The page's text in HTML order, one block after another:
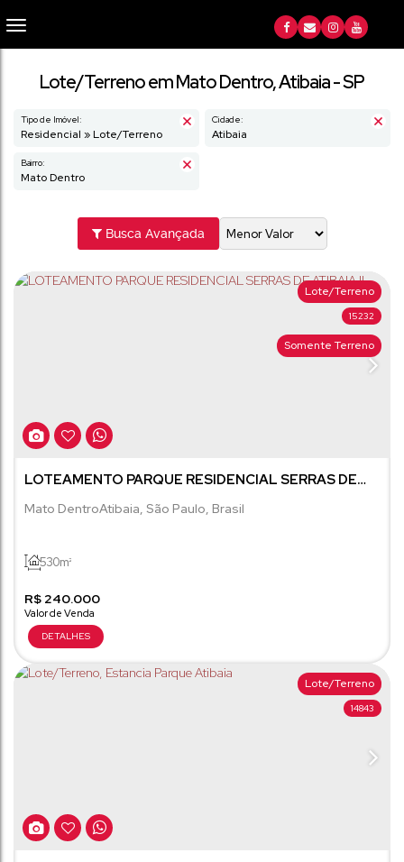
Lote/Terreno em Mato Dentro, Atibaia - SP
Tipo de Imóvel:
Residencial » Lote/Terreno
Cidade:
Atibaia
Bairro:
Mato Dentro
Busca Avançada
15232
Lote/Terreno
Somente Terreno
LOTEAMENTO PARQUE RESIDENCIAL SERRAS DE
ATIBAIA II
R$ 240.000
Mato DentroAtibaia, São Paulo, Brasil
530m²
14843
Lote/Terreno